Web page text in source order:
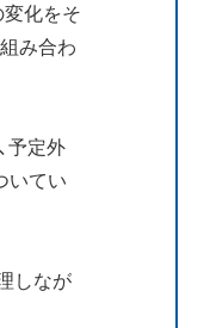
変化をそ
み合わ
予定外
いてい
しなが